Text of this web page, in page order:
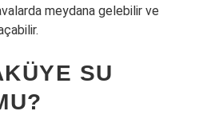
meydana gelebilir ve
SU